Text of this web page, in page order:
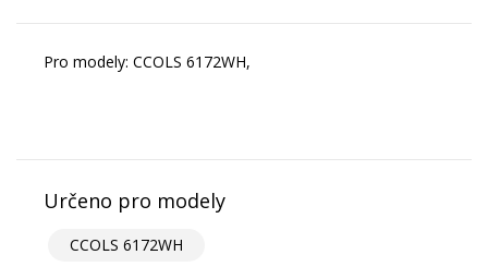
Pro modely: CCOLS 6172WH,
Určeno pro modely
CCOLS 6172WH